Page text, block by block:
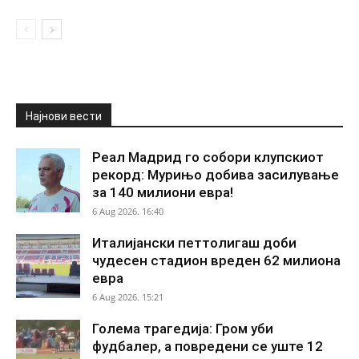
Најнови вести
Реал Мадрид го собори клупскиот
рекорд: Мурињо добива засилување
за 140 милиони евра!
6 Aug 2026. 16:40
Италијански петтолигаш доби
чудесен стадион вреден 62 милиона
евра
6 Aug 2026. 15:21
Голема трагедија: Гром уби
фудбалер, а повредени се уште 12